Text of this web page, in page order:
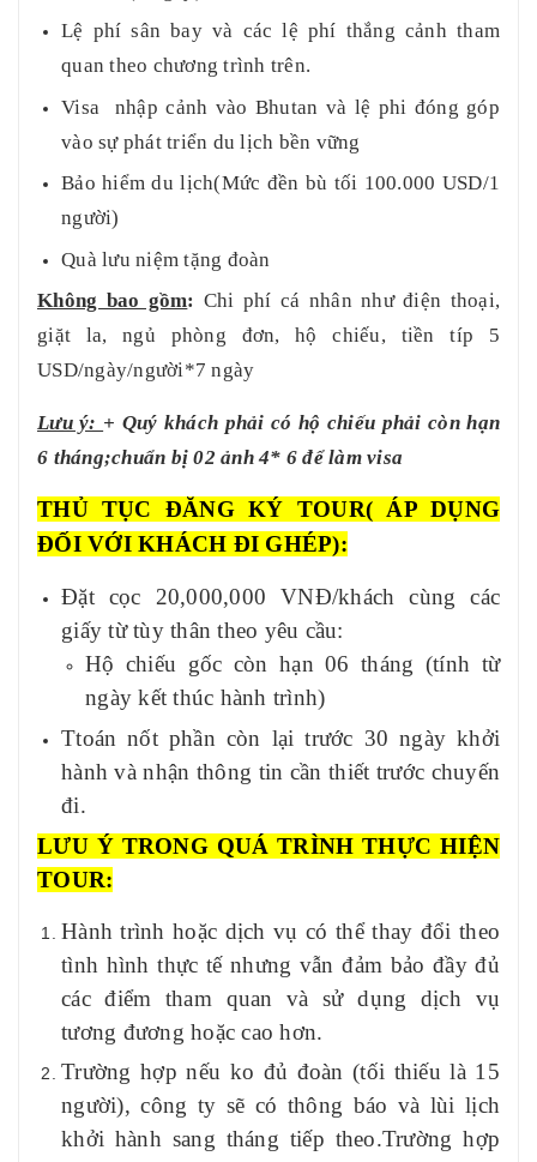
Lệ phí sân bay và các lệ phí thắng cảnh tham
quan theo chương trình trên.
Visa nhập cảnh vào Bhutan và lệ phi đóng góp
vào sự phát triển du lịch bền vững
Bảo hiểm du lịch(Mức đền bù tối 100.000 USD/1
người)
Quà lưu niệm tặng đoàn
Không bao gồm: Chi phí cá nhân như điện thoại,
giặt la, ngủ phòng đơn, hộ chiếu, tiền típ 5
USD/ngày/người*7 ngày
Lưu ý: + Quý khách phải có hộ chiếu phải còn hạn
6 tháng;chuẩn bị 02 ảnh 4* 6 để làm visa
THỦ TỤC ĐĂNG KÝ TOUR( ÁP DỤNG
ĐỐI VỚI KHÁCH ĐI GHÉP):
Đặt cọc 20,000,000 VNĐ/khách cùng các
giấy từ tùy thân theo yêu cầu:
Hộ chiếu gốc còn hạn 06 tháng (tính từ
ngày kết thúc hành trình)
Ttoán nốt phần còn lại trước 30 ngày khởi
hành và nhận thông tin cần thiết trước chuyến
đi.
LƯU Ý TRONG QUÁ TRÌNH THỰC HIỆN
TOUR:
Hành trình hoặc dịch vụ có thể thay đổi theo
tình hình thực tế nhưng vẫn đảm bảo đầy đủ
các điểm tham quan và sử dụng dịch vụ
tương đương hoặc cao hơn.
Trường hợp nếu ko đủ đoàn (tối thiếu là 15
người), công ty sẽ có thông báo và lùi lịch
khởi hành sang tháng tiếp theo.Trường hợp